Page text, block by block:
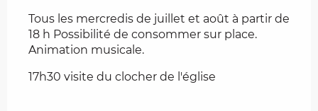
Tous les mercredis de juillet et août à partir de
18 h Possibilité de consommer sur place.
Animation musicale.
17h30 visite du clocher de l'église